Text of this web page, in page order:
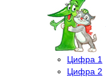
Цифра 1
Цифра 2